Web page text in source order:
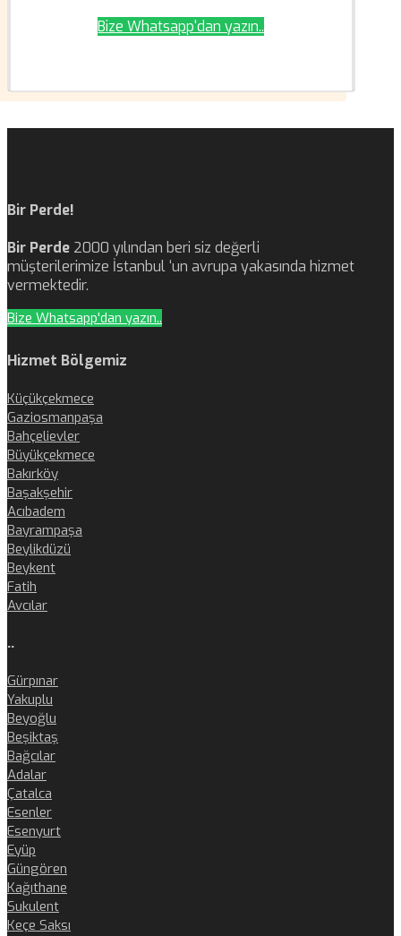
Bize Whatsapp'dan yazın..
Bir Perde!
Bir Perde 2000 yılından beri siz değerli
müşterilerimize İstanbul ‘un avrupa yakasında hizmet
vermektedir.
Bize Whatsapp'dan yazın..
Hizmet Bölgemiz
Küçükçekmece
Gaziosmanpaşa
Bahçelievler
Büyükçekmece
Bakırköy
Başakşehir
Acıbadem
Bayrampaşa
Beylikdüzü
Beykent
Fatih
Avcılar
..
Gürpınar
Yakuplu
Beyoğlu
Beşiktaş
Bağcılar
Adalar
Çatalca
Esenler
Esenyurt
Eyüp
Güngören
Kağıthane
Sukulent
Keçe Saksı